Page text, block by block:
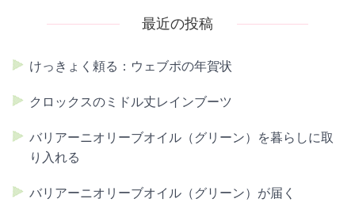
最近の投稿
けっきょく頼る：ウェブポの年賀状
クロックスのミドル丈レインブーツ
バリアーニオリーブオイル（グリーン）を暮らしに取
り入れる
バリアーニオリーブオイル（グリーン）が届く